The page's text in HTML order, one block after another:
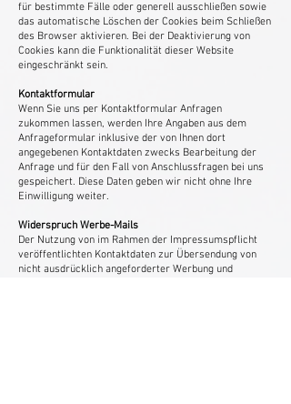
für bestimmte Fälle oder generell ausschließen sowie
das automatische Löschen der Cookies beim Schließen
des Browser aktivieren. Bei der Deaktivierung von
Cookies kann die Funktionalität dieser Website
eingeschränkt sein.
Kontaktformular
Wenn Sie uns per Kontaktformular Anfragen
zukommen lassen, werden Ihre Angaben aus dem
Anfrageformular inklusive der von Ihnen dort
angegebenen Kontaktdaten zwecks Bearbeitung der
Anfrage und für den Fall von Anschlussfragen bei uns
gespeichert. Diese Daten geben wir nicht ohne Ihre
Einwilligung weiter.
Widerspruch Werbe-Mails
Der Nutzung von im Rahmen der Impressumspflicht
veröffentlichten Kontaktdaten zur Übersendung von
nicht ausdrücklich angeforderter Werbung und